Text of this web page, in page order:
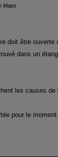
Maps
doit être ouverte
dans un
les causes de
pour le